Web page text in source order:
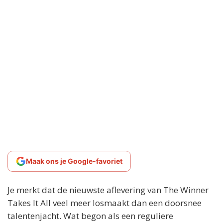
Maak ons je Google-favoriet
Je merkt dat de nieuwste aflevering van The Winner
Takes It All veel meer losmaakt dan een doorsnee
talentenjacht. Wat begon als een reguliere